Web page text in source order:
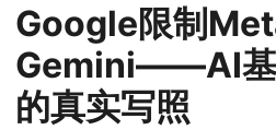
Google限制
Gemini——AI基
的真实写照